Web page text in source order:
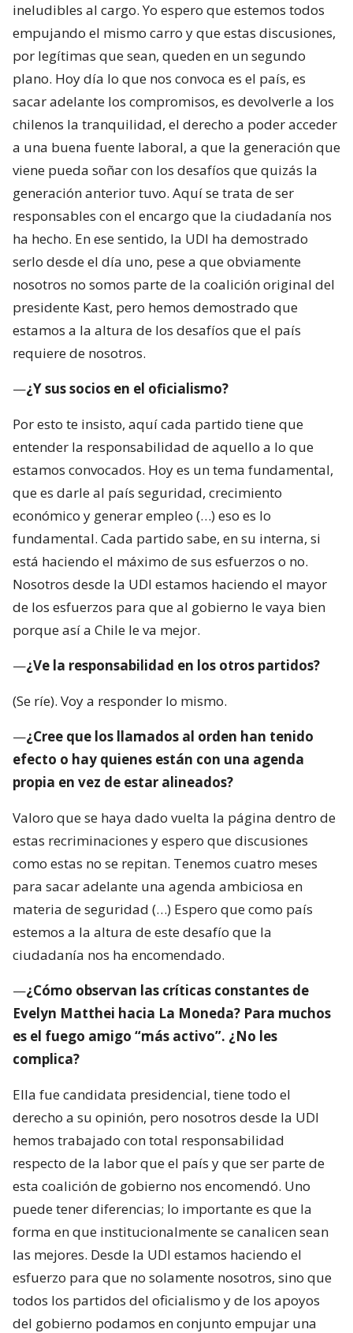
ineludibles al cargo. Yo espero que estemos todos
empujando el mismo carro y que estas discusiones,
por legítimas que sean, queden en un segundo
plano. Hoy día lo que nos convoca es el país, es
sacar adelante los compromisos, es devolverle a los
chilenos la tranquilidad, el derecho a poder acceder
a una buena fuente laboral, a que la generación que
viene pueda soñar con los desafíos que quizás la
generación anterior tuvo. Aquí se trata de ser
responsables con el encargo que la ciudadanía nos
ha hecho. En ese sentido, la UDI ha demostrado
serlo desde el día uno, pese a que obviamente
nosotros no somos parte de la coalición original del
presidente Kast, pero hemos demostrado que
estamos a la altura de los desafíos que el país
requiere de nosotros.
—¿Y sus socios en el oficialismo?
Por esto te insisto, aquí cada partido tiene que
entender la responsabilidad de aquello a lo que
estamos convocados. Hoy es un tema fundamental,
que es darle al país seguridad, crecimiento
económico y generar empleo (…) eso es lo
fundamental. Cada partido sabe, en su interna, si
está haciendo el máximo de sus esfuerzos o no.
Nosotros desde la UDI estamos haciendo el mayor
de los esfuerzos para que al gobierno le vaya bien
porque así a Chile le va mejor.
—¿Ve la responsabilidad en los otros partidos?
(Se ríe). Voy a responder lo mismo.
—¿Cree que los llamados al orden han tenido
efecto o hay quienes están con una agenda
propia en vez de estar alineados?
Valoro que se haya dado vuelta la página dentro de
estas recriminaciones y espero que discusiones
como estas no se repitan. Tenemos cuatro meses
para sacar adelante una agenda ambiciosa en
materia de seguridad (…) Espero que como país
estemos a la altura de este desafío que la
ciudadanía nos ha encomendado.
—¿Cómo observan las críticas constantes de
Evelyn Matthei hacia La Moneda? Para muchos
es el fuego amigo “más activo”. ¿No les
complica?
Ella fue candidata presidencial, tiene todo el
derecho a su opinión, pero nosotros desde la UDI
hemos trabajado con total responsabilidad
respecto de la labor que el país y que ser parte de
esta coalición de gobierno nos encomendó. Uno
puede tener diferencias; lo importante es que la
forma en que institucionalmente se canalicen sean
las mejores. Desde la UDI estamos haciendo el
esfuerzo para que no solamente nosotros, sino que
todos los partidos del oficialismo y de los apoyos
del gobierno podamos en conjunto empujar una